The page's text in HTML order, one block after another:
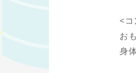
<コ
お
身